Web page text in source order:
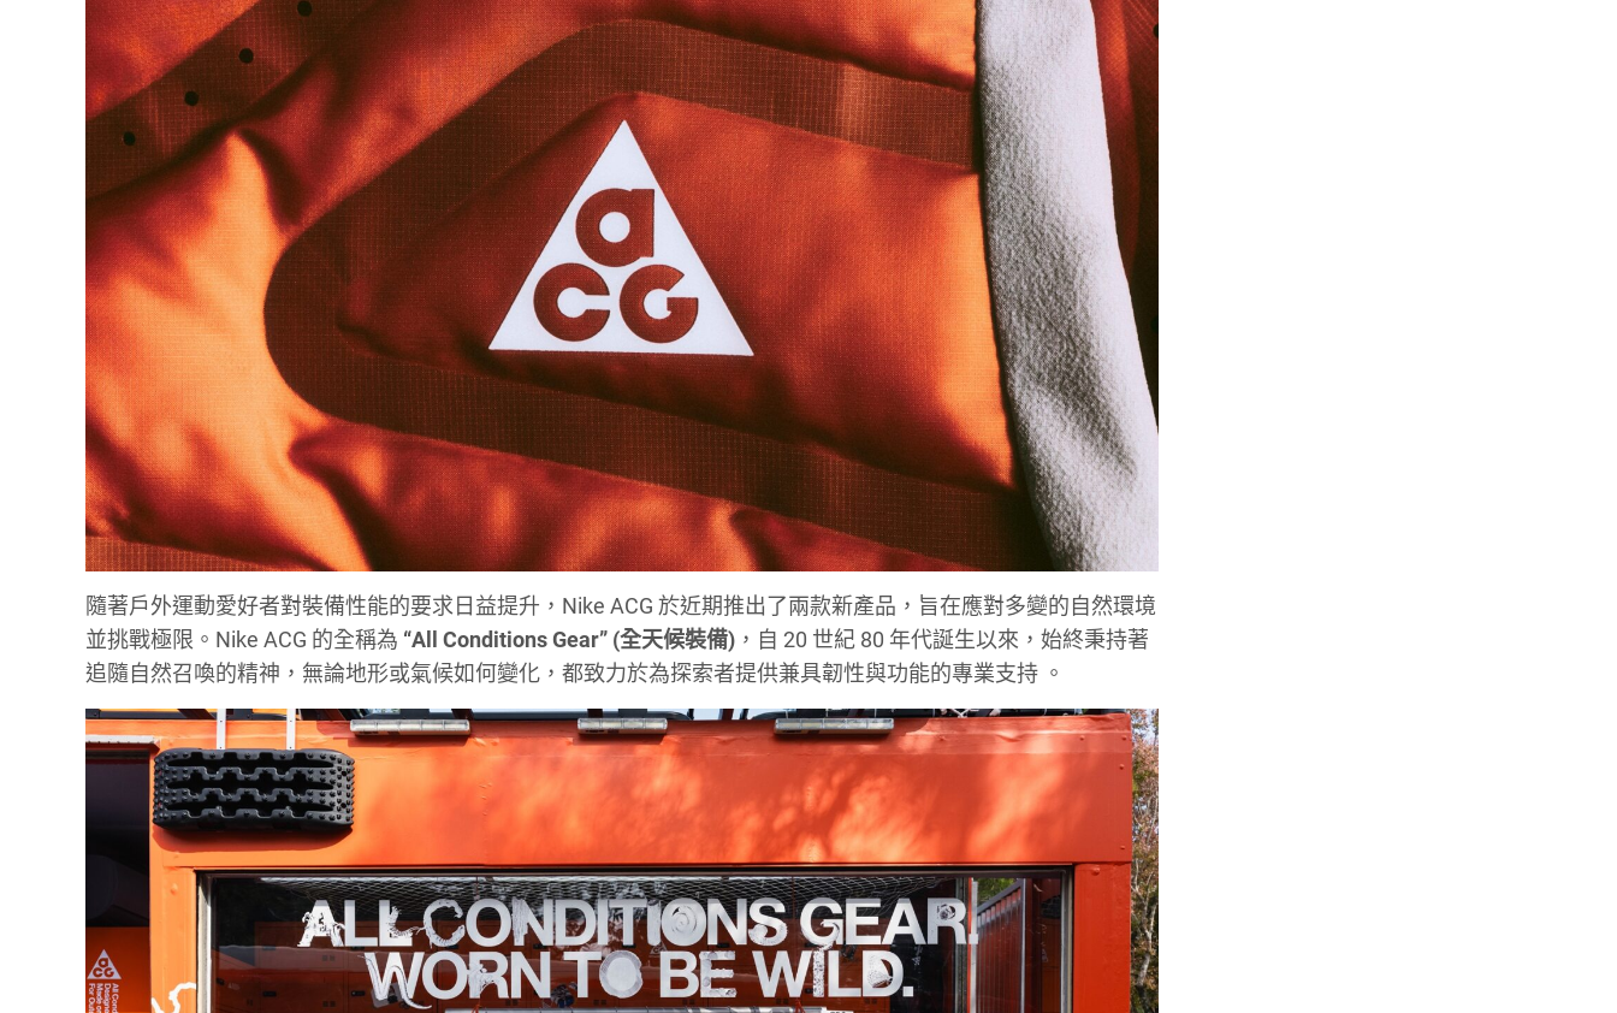
隨著戶外運動愛好者對裝備性能的要求日益提升，Nike ACG 於近期推出了兩款新產品，旨在應對多變的自然環境
並挑戰極限。Nike ACG 的全稱為 “All Conditions Gear” (全天候裝備) ，自 20 世紀 80 年代誕生以來，始終秉持著
追隨自然召喚的精神，無論地形或氣候如何變化，都致力於為探索者提供兼具韌性與功能的專業支持 。